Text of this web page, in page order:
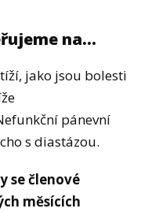
na...
jako jsou bolesti
pánevní
s diastázou.
se členové
měsících